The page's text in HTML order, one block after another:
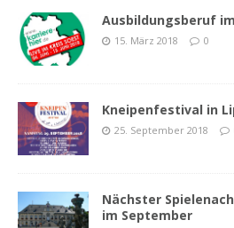
Ausbildungsberuf
15. März 2018 0
Kneipenfestival in
25. September 2018
Nächster
im September